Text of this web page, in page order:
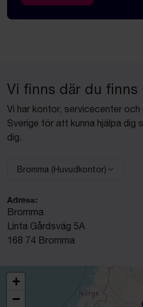
Vi finns där du finns
Vi har kontor, servicecenter
Sverige för att kunna hjälpa dig
dig.
Bromma (Huvudkontor)
Adress:
Bromma
Linta Gårdsväg 5A
168 74 Bromma
+
−